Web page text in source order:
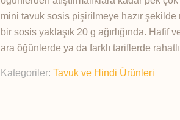
mini tavuk sosis pişirilmeye hazır şekilde
bir sosis yaklaşık 20 g ağırlığında. Hafif
ara öğünlerde ya da farklı tariflerde
Kategoriler: Tavuk ve Hindi Ürünleri